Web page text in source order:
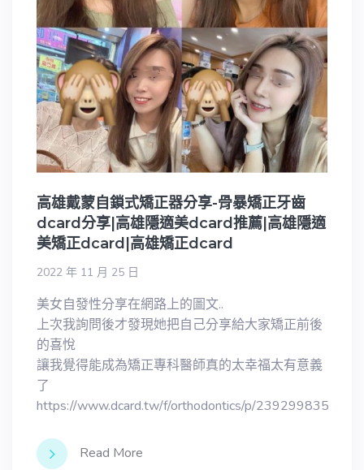
高雄戴蒙自鎖式矯正器分享-骨暴矯正牙齒
dcard分享|高雄隱適美dcard推薦|高雄隱適
美矯正dcard|高雄矯正dcard
2022 年 11 月 25 日
美女自發性分享在網路上的圖文..
上次我詢問後才發現她把自己分享給大家矯正前後
的喜悅
讓我覺得能成為矯正專科醫師真的太幸福太有意義
了
https://www.dcard.tw/f/orthodontics/p/239299835
Read More